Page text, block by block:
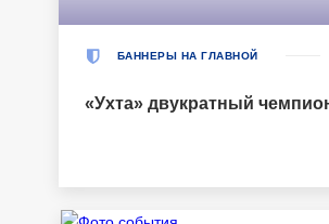
БАННЕРЫ НА ГЛАВНОЙ
«Ухта» двукратный